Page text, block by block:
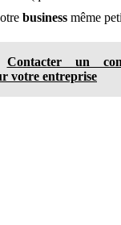
business même
Contacter un
votre entreprise